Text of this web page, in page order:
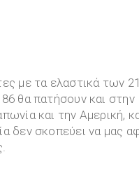
με τα ελαστικά των
86 θα πατήσουν και
και την Αμερική,
δεν σκοπεύει να μας